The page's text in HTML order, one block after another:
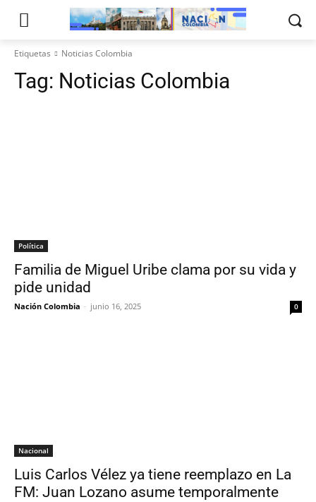
Etiquetas Noticias Colombia
Tag: Noticias Colombia
Política
Familia de Miguel Uribe clama por su vida y
pide unidad
Nación Colombia - junio 16, 2025 0
Nacional
Luis Carlos Vélez ya tiene reemplazo en La
FM: Juan Lozano asume temporalmente